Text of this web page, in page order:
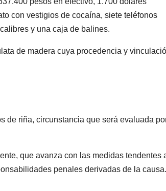
con vestigios de cocaína, siete teléfonos
y una caja de balines.
de madera cuya procedencia y
de riña, circunstancia que será evaluada
que avanza con las medidas tendentes
penales derivadas de la causa.